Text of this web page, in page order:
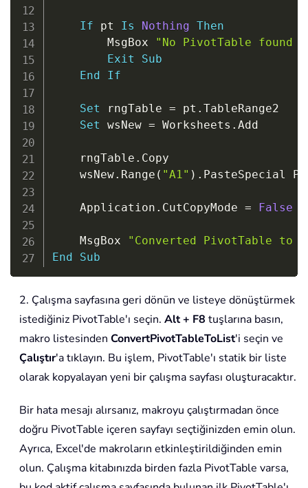
If pt Is Nothing Then
        MsgBox
"No PivotTable found
Exit
Sub
End
If
Set rngTable = pt . TableRange2
Set wsNew = Worksheets . Add
    rngTable
. Copy
    wsNew
. Range ( "A1" ) . PasteSpecial
    Application
. CutCopyMode = False
    MsgBox
"Converted PivotTable
End
Sub
2. Çalışma sayfasına geri dönün ve listeye dönüştürmek
istediğiniz PivotTable'ı seçin. Alt + F8 tuşlarına basın,
makro listesinden ConvertPivotTableToList'i seçin ve
Çalıştır'a tıklayın. Bu işlem, PivotTable'ı statik bir liste
olarak kopyalayan yeni bir çalışma sayfası oluşturacaktır.
Bir hata mesajı alırsanız, makroyu çalıştırmadan önce
doğru PivotTable içeren sayfayı seçtiğinizden emin olun.
Ayrıca, Excel'de makroların etkinleştirildiğinden emin
olun. Çalışma kitabınızda birden fazla PivotTable varsa,